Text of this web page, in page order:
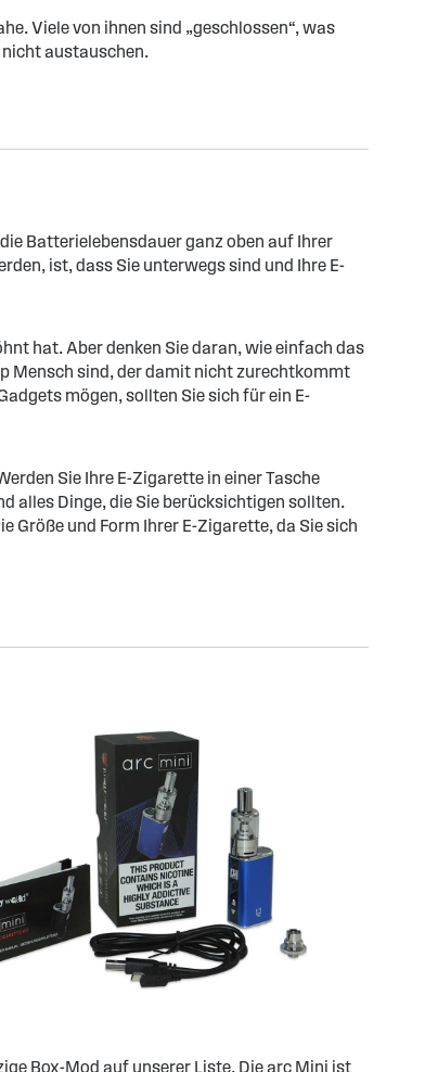
Viele von ihnen sind „geschlossen“, was
nicht austauschen.
Batterielebensdauer ganz oben auf Ihrer
ist, dass Sie unterwegs sind und Ihre E-
hat. Aber denken Sie daran, wie einfach das
Mensch sind, der damit nicht zurechtkommt
mögen, sollten Sie sich für ein E-
Sie Ihre E-Zigarette in einer Tasche
alles Dinge, die Sie berücksichtigen sollten.
Größe und Form Ihrer E-Zigarette, da Sie sich
Box-Mod auf unserer Liste. Die arc Mini ist